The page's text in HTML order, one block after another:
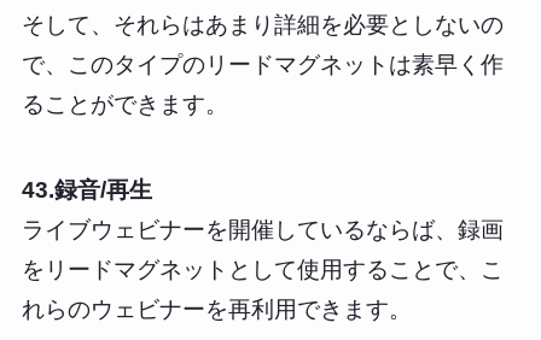
そして、それらはあまり詳細を必要としないの
で、このタイプのリードマグネットは素早く作
ることができます。
43.録音/再生
ライブウェビナーを開催しているならば、録画
をリードマグネットとして使用することで、こ
れらのウェビナーを再利用できます。